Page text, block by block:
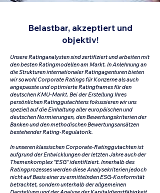
Belastbar, akzeptiert und
objektiv!
Unsere Ratinganalysten sind zertifiziert und arbeiten mit
den besten Ratingmodellen am Markt. In Anlehnung an
die Strukturen internationaler Ratingagenturen bieten
wir sowohl Corporate Ratings für Konzerne als auch
angepasste und optimierte Ratingframes für den
deutschen KMU-Markt. Bei der Erstellung Ihres
persönlichen Ratinggutachtens fokussieren wir uns
speziell auf die Einhaltung aller europäischen und
deutschen Normierungen, den Bewertungskriterien der
Banken und den methodischen Bewertungsansätzen
bestehender Rating-Regulatorik.
In unseren klassischen Corporate-Ratinggutachten ist
aufgrund der Entwicklungen der letzten Jahre auch der
Themenkomplex "ESG" identifiziert. Innerhalb des
Ratingprozesses werden diese Analysekriterien jedoch
nicht auf Basis einer zu ermittelnden ESG-Konformität
betrachtet, sondern unterhalb der allgemeinen